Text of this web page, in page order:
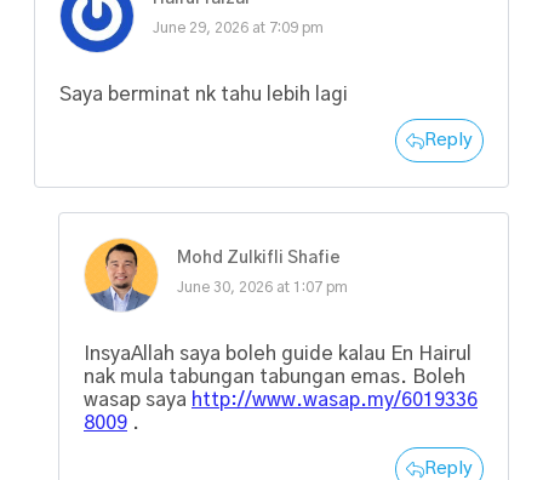
June 29, 2026 at 7:09 pm
Saya berminat nk tahu lebih lagi
Reply
Mohd Zulkifli Shafie
June 30, 2026 at 1:07 pm
InsyaAllah saya boleh guide kalau En Hairul
nak mula tabungan tabungan emas. Boleh
wasap saya http://www.wasap.my/6019336
8009 .
Reply